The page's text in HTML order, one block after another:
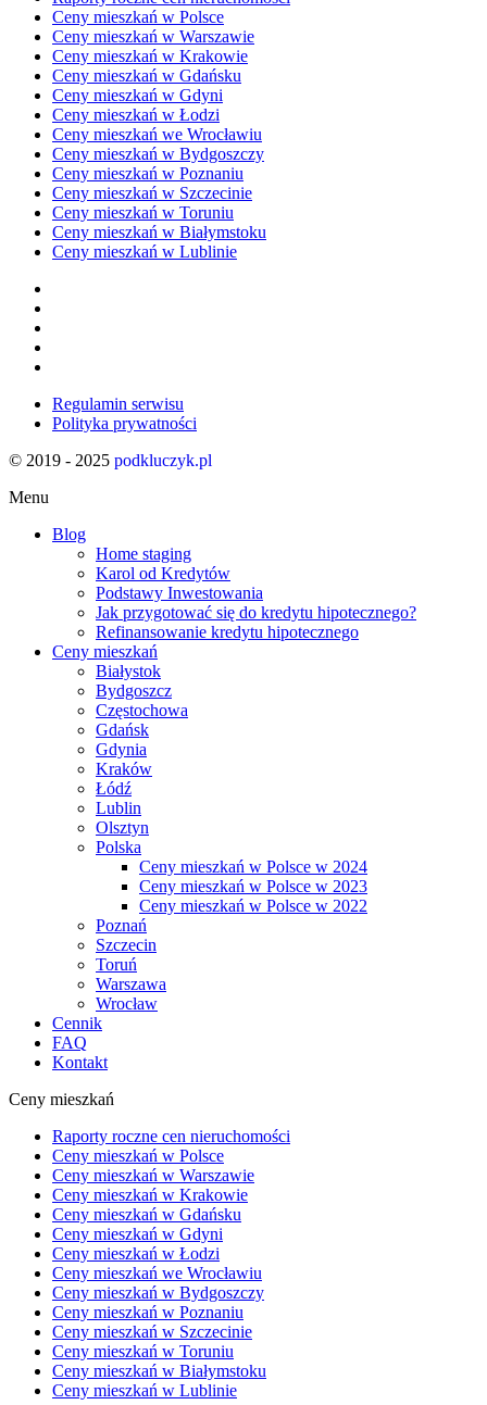
Ceny mieszkań w Polsce
Ceny mieszkań w Warszawie
Ceny mieszkań w Krakowie
Ceny mieszkań w Gdańsku
Ceny mieszkań w Gdyni
Ceny mieszkań w Łodzi
Ceny mieszkań we Wrocławiu
Ceny mieszkań w Bydgoszczy
Ceny mieszkań w Poznaniu
Ceny mieszkań w Szczecinie
Ceny mieszkań w Toruniu
Ceny mieszkań w Białymstoku
Ceny mieszkań w Lublinie
Regulamin serwisu
Polityka prywatności
© 2019 - 2025 podkluczyk.pl
Menu
Blog
Home staging
Karol od Kredytów
Podstawy Inwestowania
Jak przygotować się do kredytu hipotecznego?
Refinansowanie kredytu hipotecznego
Ceny mieszkań
Białystok
Bydgoszcz
Częstochowa
Gdańsk
Gdynia
Kraków
Łódź
Lublin
Olsztyn
Polska
Ceny mieszkań w Polsce w 2024
Ceny mieszkań w Polsce w 2023
Ceny mieszkań w Polsce w 2022
Poznań
Szczecin
Toruń
Warszawa
Wrocław
Cennik
FAQ
Kontakt
Ceny mieszkań
Raporty roczne cen nieruchomości
Ceny mieszkań w Polsce
Ceny mieszkań w Warszawie
Ceny mieszkań w Krakowie
Ceny mieszkań w Gdańsku
Ceny mieszkań w Gdyni
Ceny mieszkań w Łodzi
Ceny mieszkań we Wrocławiu
Ceny mieszkań w Bydgoszczy
Ceny mieszkań w Poznaniu
Ceny mieszkań w Szczecinie
Ceny mieszkań w Toruniu
Ceny mieszkań w Białymstoku
Ceny mieszkań w Lublinie